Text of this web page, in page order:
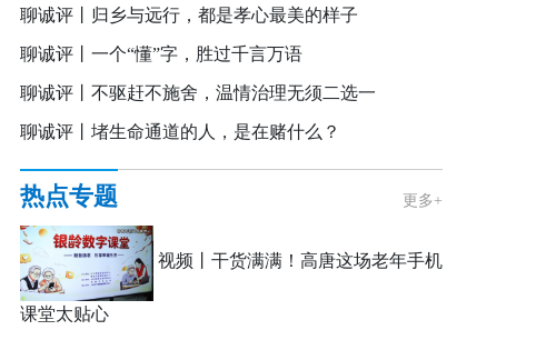
聊诚评丨归乡与远行，都是孝心最美的样子
聊诚评丨一个“懂”字，胜过千言万语
聊诚评丨不驱赶不施舍，温情治理无须二选一
聊诚评丨堵生命通道的人，是在赌什么？
热点专题 更多+
视频丨干货满满！高唐这场老年手机
课堂太贴心